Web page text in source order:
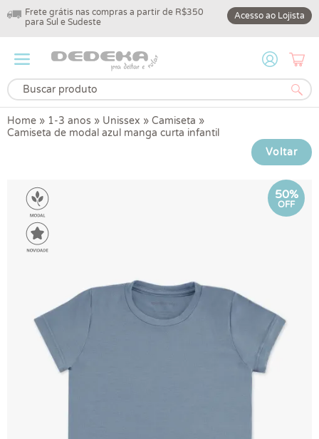
Frete grátis nas compras a partir de R$350
para Sul e Sudeste
10% off na
DEDEKA10
Acesso ao Lojista
Home » 1-3 anos » Unissex » Camiseta »
Camiseta de modal azul manga curta infantil
Voltar
50%
OFF